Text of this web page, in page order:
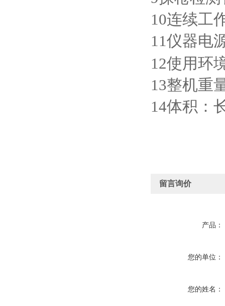
10连续工
11仪器电
12使用环
13整机重
14体积：
留言询价
产品：
您的单位：
您的姓名：